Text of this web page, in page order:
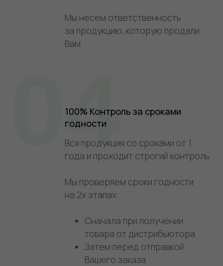
Мы несем ответственность
за продукцию, которую продали
Вам
100% Контроль за сроками
годности
Вся продукция со сроками от 1
года и проходит строгий контроль
Мы проверяем сроки годности
на 2х этапах
Сначала при получении
товара от дистрибьютора
Затем перед отправкой
Вашего заказа
04